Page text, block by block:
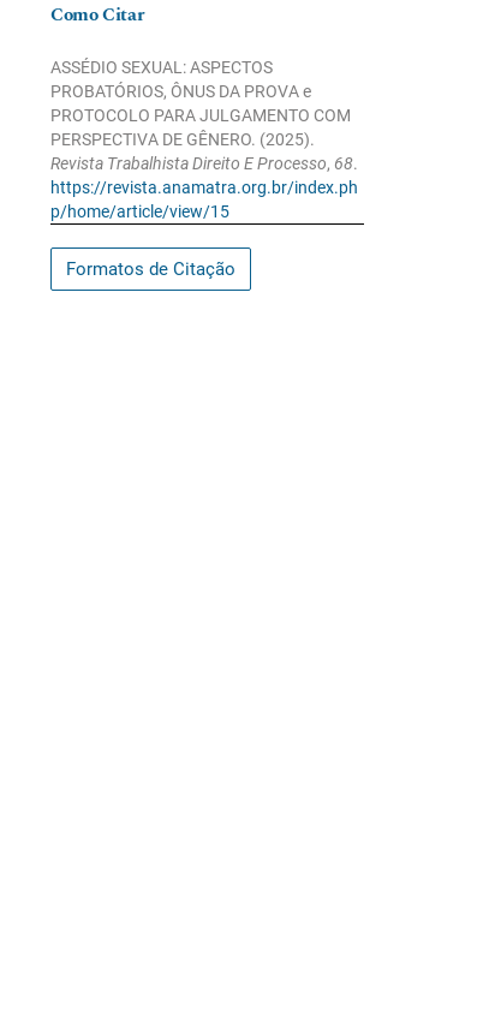
Como Citar
ASSÉDIO SEXUAL: ASPECTOS
PROBATÓRIOS, ÔNUS DA PROVA e
PROTOCOLO PARA JULGAMENTO COM
PERSPECTIVA DE GÊNERO. (2025).
Revista Trabalhista Direito E Processo, 68.
https://revista.anamatra.org.br/index.ph
p/home/article/view/15
Formatos de Citação